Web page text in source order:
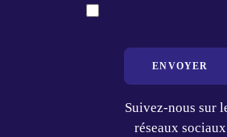
ENVOYER
Suivez-nous sur
réseaux sociaux